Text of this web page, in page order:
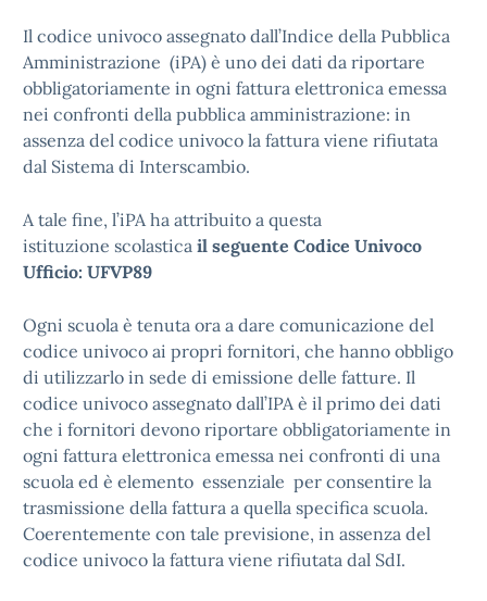
Il codice univoco assegnato dall’Indice della Pubblica
Amministrazione (iPA) è uno dei dati da riportare
obbligatoriamente in ogni fattura elettronica emessa
nei confronti della pubblica amministrazione: in
assenza del codice univoco la fattura viene rifiutata
dal Sistema di Interscambio.
A tale fine, l’iPA ha attribuito a questa
istituzione scolastica il seguente Codice Univoco
Ufficio: UFVP89
Ogni scuola è tenuta ora a dare comunicazione del
codice univoco ai propri fornitori, che hanno obbligo
di utilizzarlo in sede di emissione delle fatture. Il
codice univoco assegnato dall’IPA è il primo dei dati
che i fornitori devono riportare obbligatoriamente in
ogni fattura elettronica emessa nei confronti di una
scuola ed è elemento essenziale per consentire la
trasmissione della fattura a quella specifica scuola.
Coerentemente con tale previsione, in assenza del
codice univoco la fattura viene rifiutata dal SdI.